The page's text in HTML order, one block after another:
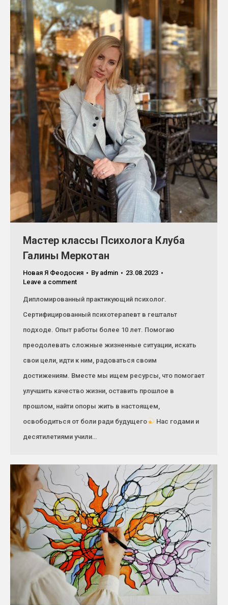
Мастер классы Психолога Клуба
Галины Меркотан
Новая Я Феодосия By admin
23.08.2023
Leave a comment
Дипломированный практикующий психолог.
Сертифицированный психотерапевт в гештальт
подходе. Опыт работы более 10 лет. Помогаю
преодолевать сложные жизненные ситуации, искать
свои цели, идти к ним, радоваться своим
достижениям. Вместе мы ищем ресурсы, что помогает
улучшить качество жизни, оставить прошлое в
прошлом, найти опоры жить в настоящем,
освободиться от боли ради будущего
Нас годами и
десятилетиями учили…